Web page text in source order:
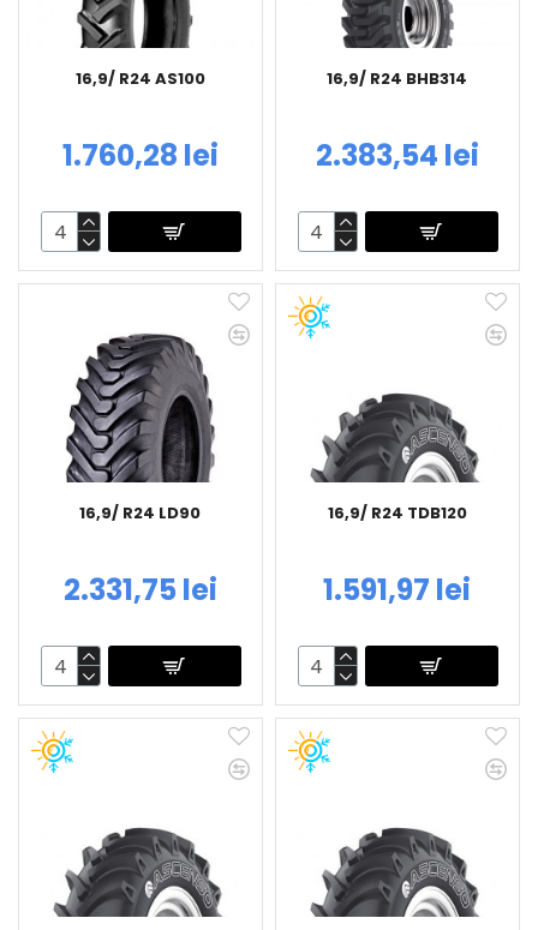
16,9/ R24 AS100
1.760,28 lei
16,9/ R24 BHB314
2.383,54 lei
16,9/ R24 LD90
2.331,75 lei
16,9/ R24 TDB120
1.591,97 lei